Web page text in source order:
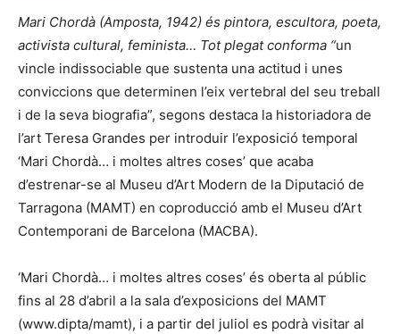
Mari Chordà (Amposta, 1942) és pintora, escultora, poeta,
activista cultural, feminista… Tot plegat conforma “un
vincle indissociable que sustenta una actitud i unes
conviccions que determinen l’eix vertebral del seu treball
i de la seva biografia”, segons destaca la historiadora de
l’art Teresa Grandes per introduir l’exposició temporal
‘Mari Chordà… i moltes altres coses’ que acaba
d’estrenar-se al Museu d’Art Modern de la Diputació de
Tarragona (MAMT) en coproducció amb el Museu d’Art
Contemporani de Barcelona (MACBA).
‘Mari Chordà… i moltes altres coses’ és oberta al públic
fins al 28 d’abril a la sala d’exposicions del MAMT
(www.dipta/mamt), i a partir del juliol es podrà visitar al